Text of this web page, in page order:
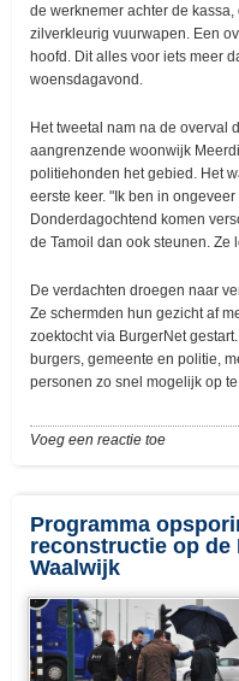
de werknemer achter de
zilverkleurig vuurwapen. Een
hoofd. Dit alles voor iets meer
woensdagavond.
Het tweetal nam na de overval
aangrenzende woonwijk
politiehonden het gebied. Het
eerste keer. "Ik ben in
Donderdagochtend komen
de Tamoil dan ook steunen. Ze
De verdachten droegen naar
Ze schermden hun gezicht af
zoektocht via BurgerNet
burgers, gemeente en politie,
personen zo snel mogelijk op
Voeg een reactie toe
Programma
reconstructie op de
Waalwijk